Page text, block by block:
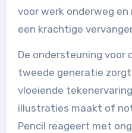
voor werk onderweg en
een krachtige
De ondersteuning voor
tweede generatie
vloeiende
illustraties maakt of
Pencil reageert met